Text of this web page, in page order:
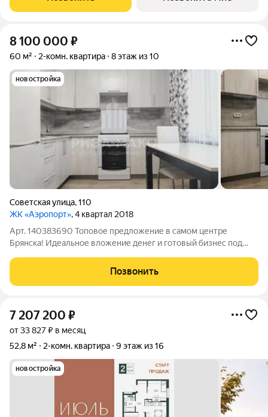
помещениями и своей автономной котельной от
8 100 000 ₽
60 м² 2-комн. квартира 8 этаж из 10
новостройка
Советская улица,110
ЖК «Аэропорт», 4 квартал 2018
Арт. 140383690 Топовое предложение в самом центре
Брянска! Идеальное вложение денег и готовый бизнес под
Советская, д. 110 (Советский р-н). Параметры: 8/10 этаж Дом
Позвонить
7 207 200 ₽
от 33 827 ₽ в месяц
52,8 м²
2-комн. квартира 9 этаж из 16
новостройка